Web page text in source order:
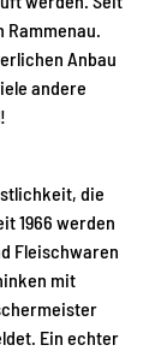
Rammenau.
Anbau
andere
die
1966 werden
Fleischwaren
mit
Ein echter